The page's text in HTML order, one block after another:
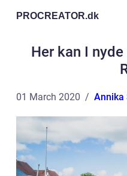
PROCREATOR.dk
Her kan I
01 March 2020 Annika